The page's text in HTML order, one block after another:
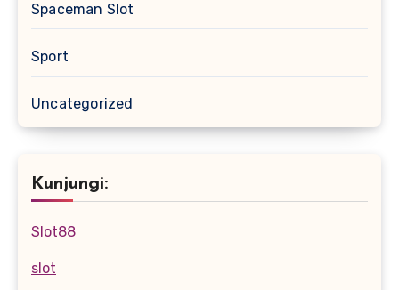
Spaceman Slot
Sport
Uncategorized
Kunjungi:
Slot88
slot